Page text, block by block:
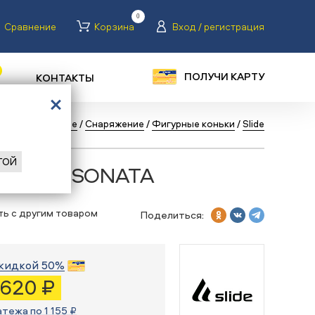
Сравнение Корзина
0
Вход / регистрация
КОНТАКТЫ ПОЛУЧИ КАРТУ
Коньки ледовые /Снаряжение /Фигурные коньки /Slide
Slide SONATA
с другим товаром Поделиться:
50%
₽
по 1 155 ₽